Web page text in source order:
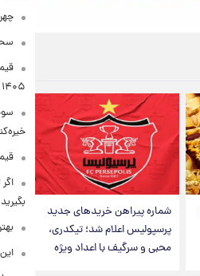
شماره پیراهن خریدهای جدید
پرسپولیس اعلام شد؛ تیکدری،
محبی و سرگیف با اعداد ویژه
۱۴۰۵
خیره‌کننده
بگیرید